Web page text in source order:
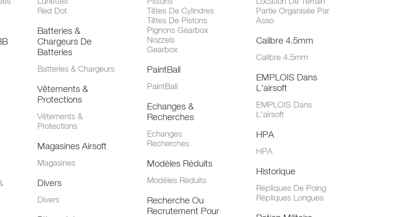
Red Dot
Batteries &
Chargeurs De
Batteries
Batteries & Chargeurs
Vêtements &
Protections
Vêtements &
Protections
Magasines Airsoft
Magasines
Divers
Divers
Têtes De Cylindres
Têtes De Pistons
Pignons Gearbox
Nozzels
Gearbox
PaintBall
PaintBall
Echanges &
Recherches
Echanges
Recherches
Modèles Réduits
Modèles Réduits
Recherche Ou
Recrutement Pour
Partie Organisée Par
Asso
Calibre 4.5mm
Calibre 4.5mm
EMPLOIS Dans
L'airsoft
EMPLOIS Dans
L'airsoft
HPA
HPA
Historique
Répliques De Poing
Répliques Longues